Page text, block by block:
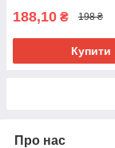
188,10 ₴ 198 ₴
Купити
Про нас